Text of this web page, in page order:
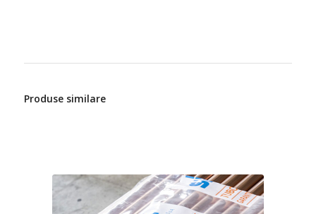
Produse similare